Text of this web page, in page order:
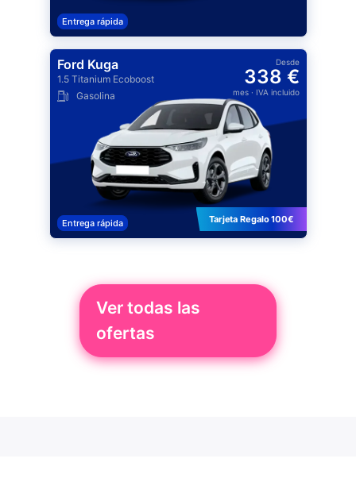
Entrega rápida
Ford Kuga
1.5 Titanium Ecoboost
Gasolina
Desde
338 €
mes· IVA incluido
Entrega rápida Tarjeta Regalo 100€
Ver todas las
ofertas